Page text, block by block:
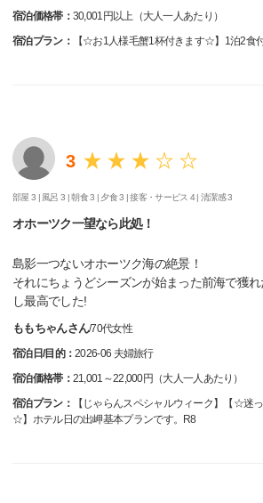
宿泊価格帯： 30,001円以上（大人一人あたり）
宿泊プラン：
【☆お1人様毛蟹1杯付きます☆】1泊2食
3
部屋 3 | 風呂 3 |朝食 3 | 夕食 3 |接客・サービス 4 |清潔感 3
オホーツク一望なら此処！
島影一つないオホーツク海の絶景！
それにちょうどシーズンが始まった前海で獲
し最高でした!
ももちゃんさん/70代女性
宿泊日/目的：2026-06 夫婦旅行
宿泊価格帯： 21,001～22,000円（大人一人あたり）
宿泊プラン：
【じゃらんスペシャルウィーク】【☆迷
☆】ホテル日の出岬基本プランです。R8